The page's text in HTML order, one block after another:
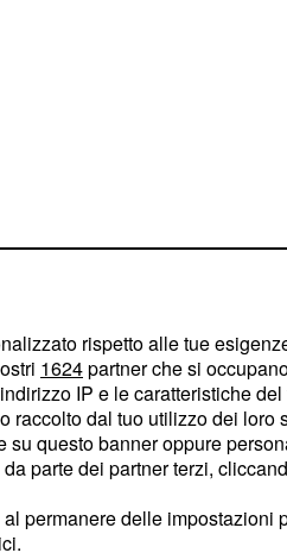
rispetto alle tue
1624partner che si
IP e le caratteristiche
raccolto dal tuo utilizzo dei loro
su questo banner oppure
parte dei partner terzi,
permanere delle impostazioni